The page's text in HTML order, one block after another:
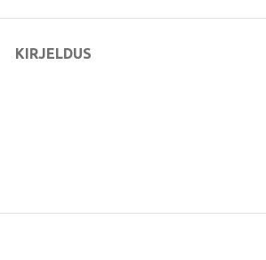
KIRJELDUS